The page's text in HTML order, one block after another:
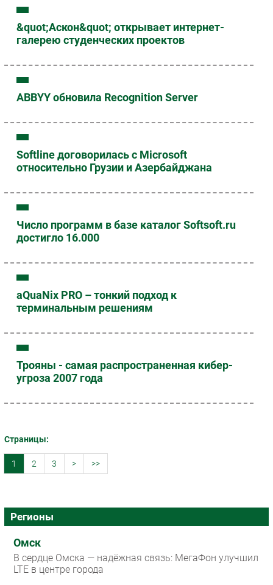
&quot;Аскон&quot; открывает интернет-
галерею студенческих проектов
ABBYY обновила Recognition Server
Softline договорилась с Microsoft
относительно Грузии и Азербайджана
Число программ в базе каталог Softsoft.ru
достигло 16.000
aQuaNix PRO – тонкий подход к
терминальным решениям
Трояны - самая распространенная кибер-
угроза 2007 года
Страницы:
1 2 3 > >>
Регионы
Омск
В сердце Омска — надёжная связь: МегаФон улучшил
LTE в центре города